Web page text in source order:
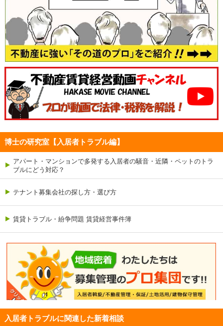
博士の研究室【入居者トラブル編】
アパート・マンションで多発する入居者の騒音・近隣・ペットのトラ
ブルにどう対応？
テナント募集会社の探し方・選び方
賃貸トラブル・紛争問題 賃貸経営事件簿
入居者トラブルに関連した新着相談